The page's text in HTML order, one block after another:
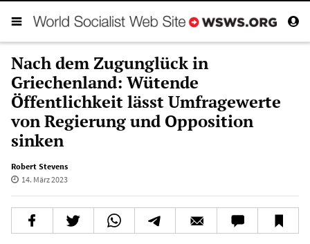
Nach dem Zugunglück in
Griechenland: Wütende
Öffentlichkeit lässt Umfragewerte
von Regierung und Opposition
sinken
Robert Stevens
14. März 2023